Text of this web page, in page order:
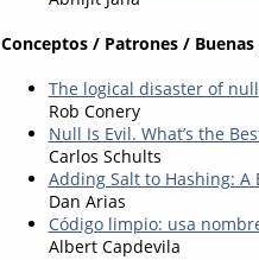
Conceptos / Patrones /
The logical disaster of null
Rob Conery
Null Is Evil. What’s the
Carlos Schults
Adding Salt to Hashing: A
Dan Arias
Código limpio: usa
Albert Capdevila